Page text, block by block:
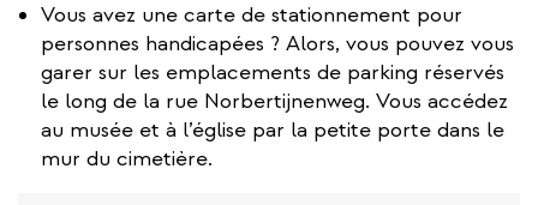
Vous avez une carte de stationnement pour
personnes handicapées ? Alors, vous pouvez vous
garer sur les emplacements de parking réservés
le long de la rue Norbertijnenweg. Vous accédez
au musée et à l’église par la petite porte dans le
mur du cimetière.